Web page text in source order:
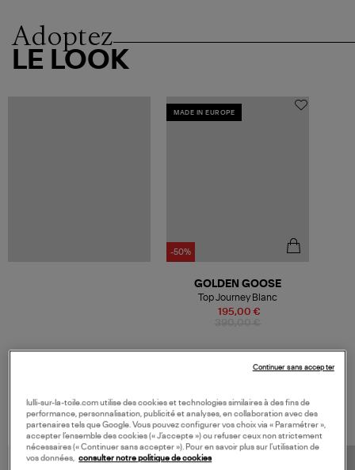
Adoptez
LE LOOK
MADE IN EUROPE
-50%
195,00 €
GOLDEN GOOSE
Top Journey Blanc
VOS DERNIERS PRODUITS VUS
lulli-sur-la-toile.com utilise des cookies et technologies similaires à des fins de
performance, personnalisation, publicité et analyses, en collaboration avec des
partenaires tels que Google. Vous pouvez configurer vos choix via « Paramétrer »,
accepter l’ensemble des cookies (« J’accepte ») ou refuser ceux non strictement
nécessaires (« Continuer sans accepter »). Pour en savoir plus sur l’utilisation de
vos données,
consulter notre politique de cookies
Continuer sans accepter